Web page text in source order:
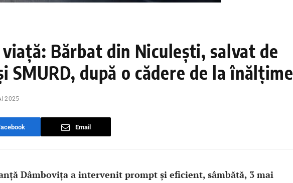
Bărbat din Niculești, salvat de
SMURD, după o cădere de la înălțime
2025
Email
Dâmbovița a intervenit prompt și eficient, sâmbătă, 3 mai